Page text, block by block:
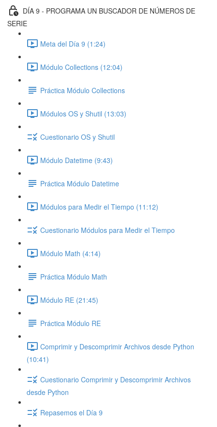
DÍA 9 - PROGRAMA UN BUSCADOR DE NÚMEROS DE
SERIE
Meta del Día 9 (1:24)
Módulo Collections (12:04)
Práctica Módulo Collections
Módulos OS y Shutil (13:03)
Cuestionario OS y Shutil
Módulo Datetime (9:43)
Práctica Módulo Datetime
Módulos para Medir el Tiempo (11:12)
Cuestionario Módulos para Medir el Tiempo
Módulo Math (4:14)
Práctica Módulo Math
Módulo RE (21:45)
Práctica Módulo RE
Comprimir y Descomprimir Archivos desde Python
(10:41)
Cuestionario Comprimir y Descomprimir Archivos
desde Python
Repasemos el Día 9